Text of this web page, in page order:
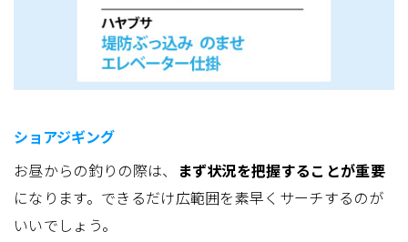
ショアジギング
お昼からの釣りの際は、
まず状況を把握することが重要
になります。できるだけ広範囲を素早くサーチするのが
いいでしょう。